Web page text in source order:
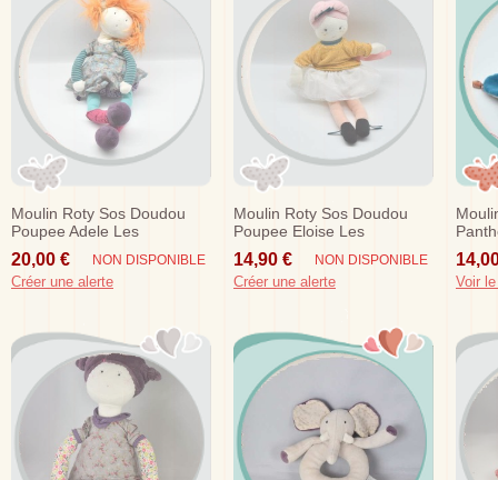
Moulin Roty Sos Doudou
Poupee Adele Les
Parisiennes Robe Fleurs
Gris Vert
20,00 € NON DISPONIBLE
Créer une alerte
Moulin Roty Sos Doudou
Poupee Eloise Les
Parisiennes Haut Jaune
Jupe
14,90 € NON DISPONIBLE
Créer une alerte
La
Voir